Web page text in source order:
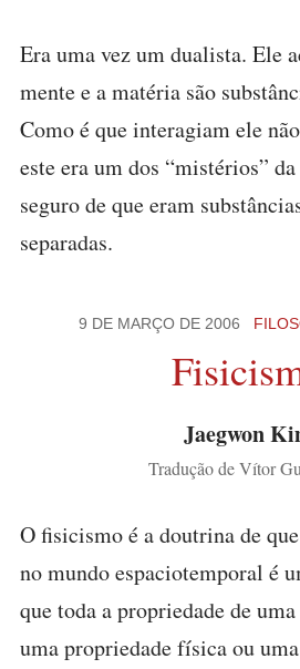
Era uma vez um dualista. Ele
mente e a matéria são
Como é que interagiam ele
este era um dos “mistérios”
seguro de que eram
separadas.
9 DE MARÇO DE 2006
Jaegwon
Tradução de Vítor
O fisicismo é a doutrina de
no mundo espaciotemporal é
que toda a propriedade de
uma propriedade física ou